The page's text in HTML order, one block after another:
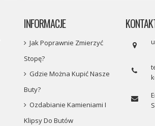
INFORMACJE
Jak Poprawnie Zmierzyć
Stopę?
Gdzie Można Kupić Nasze
Buty?
Ozdabianie Kamieniami I
Klipsy Do Butów